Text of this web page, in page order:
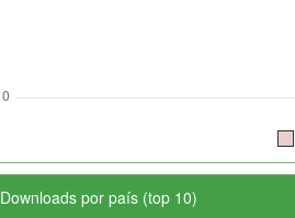
Downloads por país (top 10)